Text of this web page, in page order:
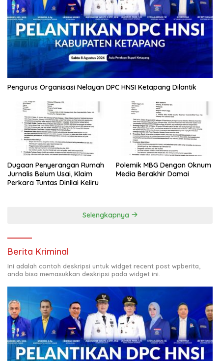
Pengurus Organisasi Nelayan DPC HNSI Ketapang Dilantik
Dugaan Penyerangan Rumah
Jurnalis Belum Usai, Klaim
Perkara Tuntas Dinilai Keliru
Polemik MBG Dengan Oknum
Media Berakhir Damai
Selengkapnya
Berita Kriminal
Ini adalah contoh deskripsi untuk widget recent post wpberita,
anda bisa memasukkan deskripsi pada widget ini.